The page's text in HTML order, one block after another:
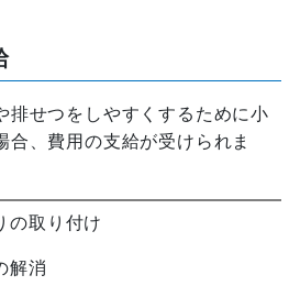
排せつをしやすくするために小
、費用の支給が受けられま
の取り付け
解消